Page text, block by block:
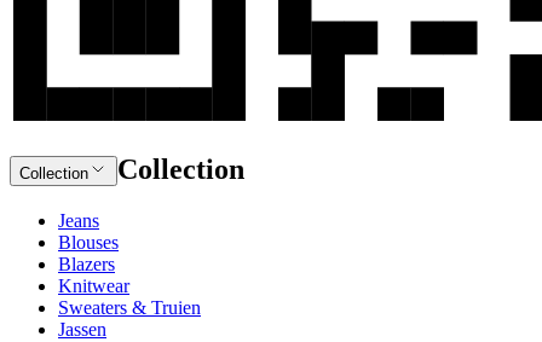
Collection Collection
Jeans
Blouses
Blazers
Knitwear
Sweaters & Truien
Jassen